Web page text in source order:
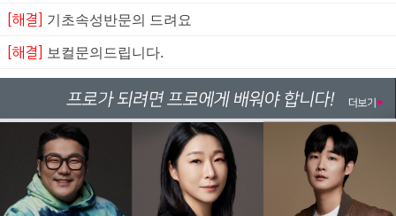
[해결] 기초속성반문의 드려요
[해결] 보컬문의드립니다.